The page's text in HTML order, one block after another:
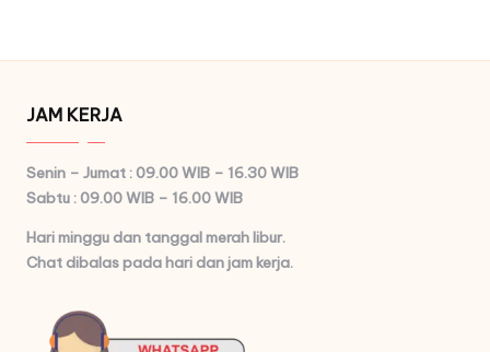
JAM KERJA
Senin – Jumat : 09.00 WIB – 16.30 WIB
Sabtu : 09.00 WIB – 16.00 WIB
Hari minggu dan tanggal merah libur.
Chat dibalas pada hari dan jam kerja.